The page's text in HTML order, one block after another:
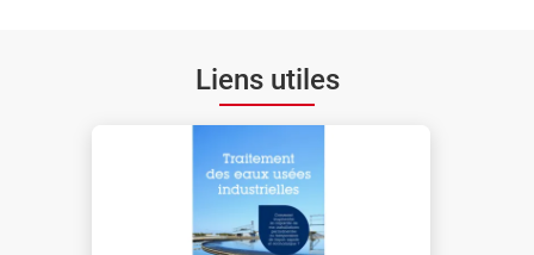
Liens utiles